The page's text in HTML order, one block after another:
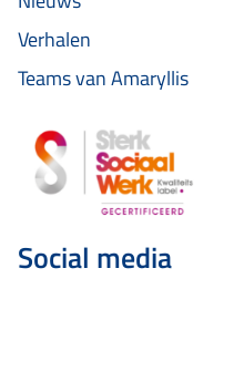
Verhalen
Teams van Amaryllis
Social media